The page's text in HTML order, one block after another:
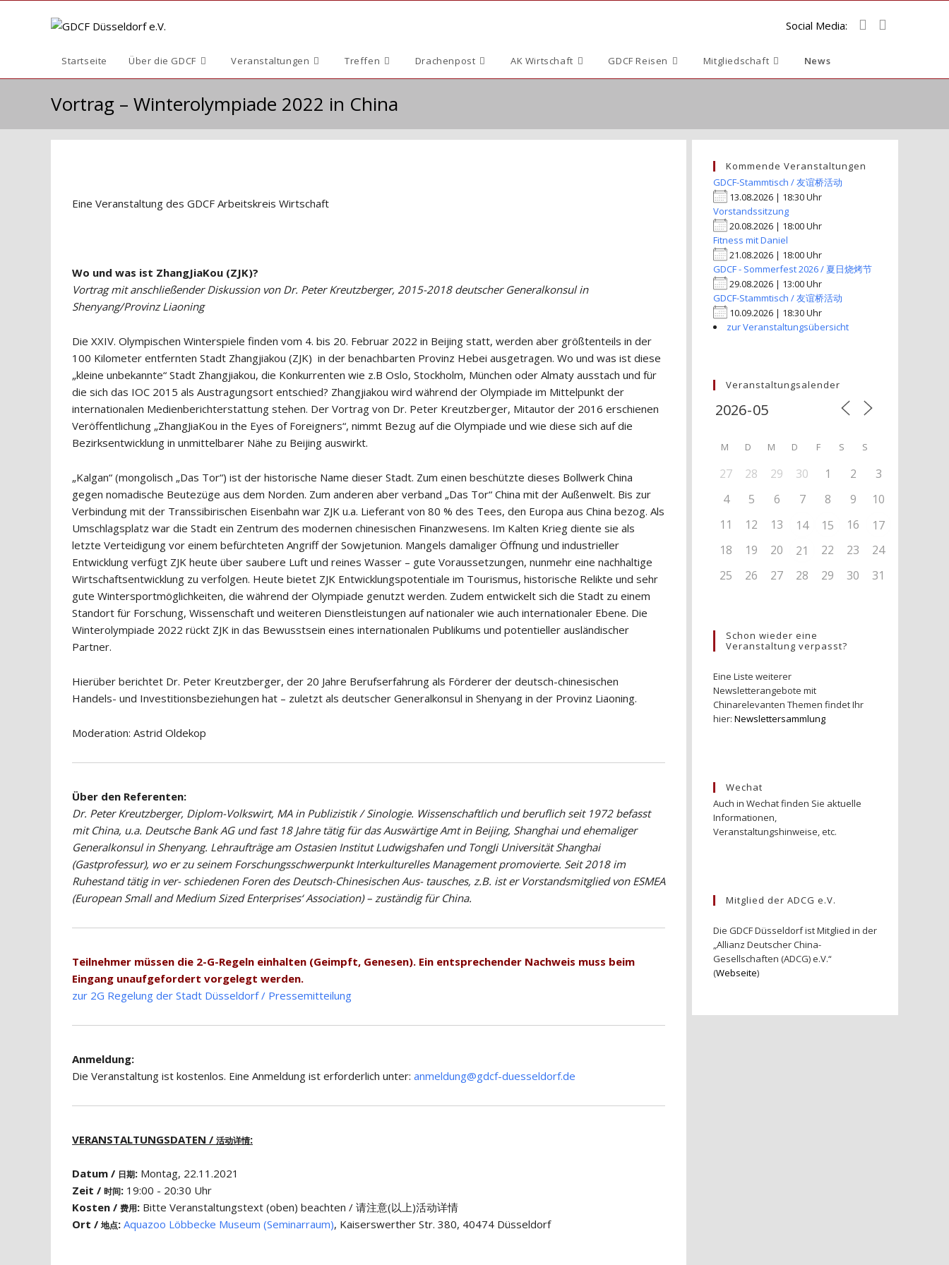
Social Media:
Startseite Über die GDCF Veranstaltungen Treffen Drachenpost AK Wirtschaft GDCF Reisen Mitgliedschaft News
umschalten
Vortrag – Winterolympiade 2022 in China
Eine Veranstaltung des GDCF Arbeitskreis Wirtschaft
Wo und was ist ZhangJiaKou (ZJK)?
Vortrag mit anschließender Diskussion von Dr. Peter Kreutzberger, 2015-2018 deutscher Generalkonsul in
Shenyang/Provinz Liaoning
Die XXIV. Olympischen Winterspiele finden vom 4. bis 20. Februar 2022 in Beijing statt, werden aber größtenteils in der
100 Kilometer entfernten Stadt Zhangjiakou (ZJK) in der benachbarten Provinz Hebei ausgetragen. Wo und was ist diese
„kleine unbekannte“ Stadt Zhangjiakou, die Konkurrenten wie z.B Oslo, Stockholm, München oder Almaty ausstach und für
die sich das IOC 2015 als Austragungsort entschied? Zhangjiakou wird während der Olympiade im Mittelpunkt der
internationalen Medienberichterstattung stehen. Der Vortrag von Dr. Peter Kreutzberger, Mitautor der 2016 erschienen
Veröffentlichung „ZhangJiaKou in the Eyes of Foreigners“, nimmt Bezug auf die Olympiade und wie diese sich auf die
Bezirksentwicklung in unmittelbarer Nähe zu Beijing auswirkt.
„Kalgan“ (mongolisch „Das Tor“) ist der historische Name dieser Stadt. Zum einen beschützte dieses Bollwerk China
gegen nomadische Beutezüge aus dem Norden. Zum anderen aber verband „Das Tor“ China mit der Außenwelt. Bis zur
Verbindung mit der Transsibirischen Eisenbahn war ZJK u.a. Lieferant von 80 % des Tees, den Europa aus China bezog. Als
Umschlagsplatz war die Stadt ein Zentrum des modernen chinesischen Finanzwesens. Im Kalten Krieg diente sie als
letzte Verteidigung vor einem befürchteten Angriff der Sowjetunion. Mangels damaliger Öffnung und industrieller
Entwicklung verfügt ZJK heute über saubere Luft und reines Wasser – gute Voraussetzungen, nunmehr eine nachhaltige
Wirtschaftsentwicklung zu verfolgen. Heute bietet ZJK Entwicklungspotentiale im Tourismus, historische Relikte und sehr
gute Wintersportmöglichkeiten, die während der Olympiade genutzt werden. Zudem entwickelt sich die Stadt zu einem
Standort für Forschung, Wissenschaft und weiteren Dienstleistungen auf nationaler wie auch internationaler Ebene. Die
Winterolympiade 2022 rückt ZJK in das Bewusstsein eines internationalen Publikums und potentieller ausländischer
Partner.
Hierüber berichtet Dr. Peter Kreutzberger, der 20 Jahre Berufserfahrung als Förderer der deutsch-chinesischen
Handels- und Investitionsbeziehungen hat – zuletzt als deutscher Generalkonsul in Shenyang in der Provinz Liaoning.
Moderation: Astrid Oldekop
Über den Referenten:
Dr. Peter Kreutzberger, Diplom-Volkswirt, MA in Publizistik / Sinologie. Wissenschaftlich und beruflich seit 1972 befasst
mit China, u.a. Deutsche Bank AG und fast 18 Jahre tätig für das Auswärtige Amt in Beijing, Shanghai und ehemaliger
Generalkonsul in Shenyang. Lehraufträge am Ostasien Institut Ludwigshafen und TongJi Universität Shanghai
(Gastprofessur), wo er zu seinem Forschungsschwerpunkt Interkulturelles Management promovierte. Seit 2018 im
Ruhestand tätig in ver- schiedenen Foren des Deutsch-Chinesischen Aus- tausches, z.B. ist er Vorstandsmitglied von ESMEA
(European Small and Medium Sized Enterprises‘ Association) – zuständig für China.
Teilnehmer müssen die 2-G-Regeln einhalten (Geimpft, Genesen). Ein entsprechender Nachweis muss beim
Eingang unaufgefordert vorgelegt werden.
zur 2G Regelung der Stadt Düsseldorf / Pressemitteilung
Anmeldung:
Die Veranstaltung ist kostenlos. Eine Anmeldung ist erforderlich unter: anmeldung@gdcf-duesseldorf.de
VERANSTALTUNGSDATEN / 活动详情:
Datum / 日期: Montag, 22.11.2021
Zeit / 时间: 19:00 - 20:30 Uhr
Kosten / 费用: Bitte Veranstaltungstext (oben) beachten / 请注意(以上)活动详情
Ort / 地点: Aquazoo Löbbecke Museum (Seminarraum), Kaiserswerther Str. 380, 40474 Düsseldorf
Kommende Veranstaltungen
GDCF-Stammtisch / 友谊桥活动
13.08.2026 | 18:30 Uhr
Vorstandssitzung
20.08.2026 | 18:00 Uhr
Fitness mit Daniel
21.08.2026 | 18:00 Uhr
GDCF - Sommerfest 2026 / 夏日烧烤节
29.08.2026 | 13:00 Uhr
GDCF-Stammtisch / 友谊桥活动
10.09.2026 | 18:30 Uhr
zur Veranstaltungsübersicht
Veranstaltungsalender
M D M D F S S
27 28 29 30 1 2
3
4
5 6 7 8 9
10
11
12 13 14 15 16
17
18
19 20 21 22 23
24
25
26 27 28 29 30 31
Schon wieder eine
Veranstaltung verpasst?
Eine Liste weiterer
Newsletterangebote mit
Chinarelevanten Themen findet Ihr
hier: Newslettersammlung
Wechat
Auch in Wechat finden Sie aktuelle
Informationen,
Veranstaltungshinweise, etc.
Mitglied der ADCG e.V.
Die GDCF Düsseldorf ist Mitglied in der
„Allianz Deutscher China-
Gesellschaften (ADCG) e.V.“
(Webseite)